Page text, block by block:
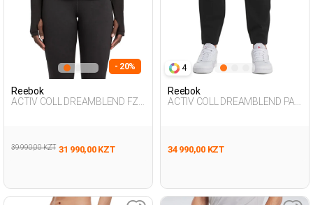
- 20%
Reebok
ACTIV COLL DREAMBLEND FZ
39 990,00 KZT 31 990,00 KZT
4
Reebok
ACTIV COLL DREAMBLEND PAN
34 990,00 KZT